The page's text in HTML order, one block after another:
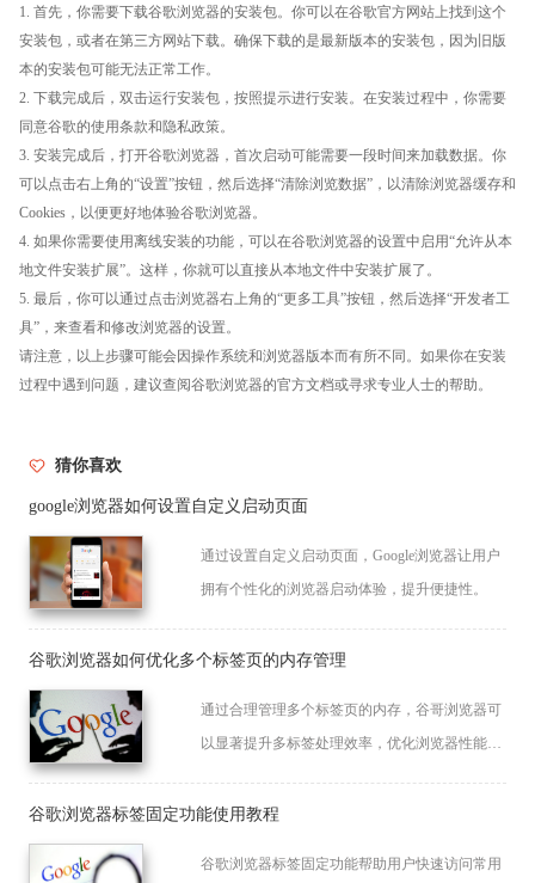
1. 首先，你需要下载谷歌浏览器的安装包。你可以在谷歌官方网站上找到这个
安装包，或者在第三方网站下载。确保下载的是最新版本的安装包，因为旧版
本的安装包可能无法正常工作。
2. 下载完成后，双击运行安装包，按照提示进行安装。在安装过程中，你需要
同意谷歌的使用条款和隐私政策。
3. 安装完成后，打开谷歌浏览器，首次启动可能需要一段时间来加载数据。你
可以点击右上角的“设置”按钮，然后选择“清除浏览数据”，以清除浏览器缓存和
Cookies，以便更好地体验谷歌浏览器。
4. 如果你需要使用离线安装的功能，可以在谷歌浏览器的设置中启用“允许从本
地文件安装扩展”。这样，你就可以直接从本地文件中安装扩展了。
5. 最后，你可以通过点击浏览器右上角的“更多工具”按钮，然后选择“开发者工
具”，来查看和修改浏览器的设置。
请注意，以上步骤可能会因操作系统和浏览器版本而有所不同。如果你在安装
过程中遇到问题，建议查阅谷歌浏览器的官方文档或寻求专业人士的帮助。
猜你喜欢
google浏览器如何设置自定义启动页面
通过设置自定义启动页面，Google浏览器让用户
拥有个性化的浏览器启动体验，提升便捷性。
谷歌浏览器如何优化多个标签页的内存管理
通过合理管理多个标签页的内存，谷哥浏览器可
以显著提升多标签处理效率，优化浏览器性能。
谷歌浏览器标签固定功能使用教程
谷歌浏览器标签固定功能帮助用户快速访问常用